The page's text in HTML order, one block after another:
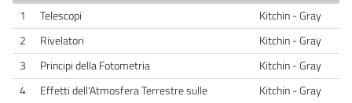
1
Telescopi
Kitchin - Gray
2
Rivelatori
Kitchin - Gray
3
Principi della Fotometria
Kitchin - Gray
4
Effetti dell'Atmosfera Terrestre sulle
Kitchin - Gray